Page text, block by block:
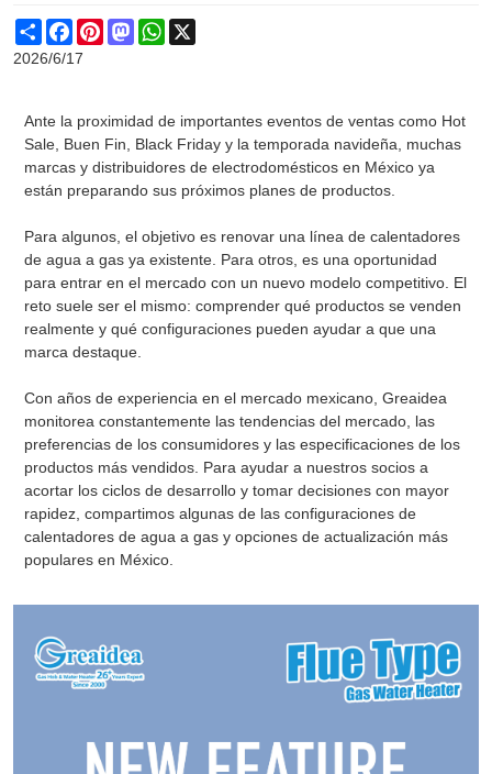
ShareFacebook
PinterestMastodonWhatsApp
2026/6/17
Ante la proximidad de importantes eventos de ventas como Hot
Sale, Buen Fin, Black Friday y la temporada navideña, muchas
marcas y distribuidores de electrodomésticos en México ya
están preparando sus próximos planes de productos.
Para algunos, el objetivo es renovar una línea de calentadores
de agua a gas ya existente. Para otros, es una oportunidad
para entrar en el mercado con un nuevo modelo competitivo. El
reto suele ser el mismo: comprender qué productos se venden
realmente y qué configuraciones pueden ayudar a que una
marca destaque.
Con años de experiencia en el mercado mexicano, Greaidea
monitorea constantemente las tendencias del mercado, las
preferencias de los consumidores y las especificaciones de los
productos más vendidos. Para ayudar a nuestros socios a
acortar los ciclos de desarrollo y tomar decisiones con mayor
rapidez, compartimos algunas de las configuraciones de
calentadores de agua a gas y opciones de actualización más
populares en México.